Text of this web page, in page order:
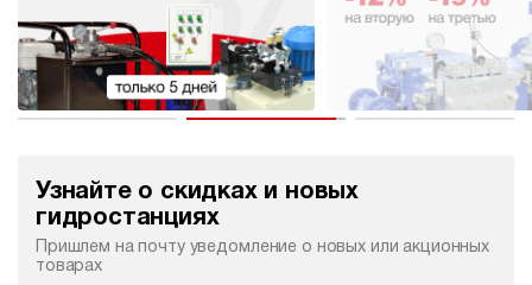
Узнайте о скидках и новых
гидростанциях
Пришлем на почту уведомление о новых или акционных
товарах